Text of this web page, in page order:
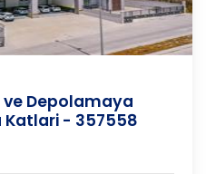
ve Depolamaya
Katlari - 357558